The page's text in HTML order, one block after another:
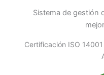
Sistema de gestión
Certificación ISO